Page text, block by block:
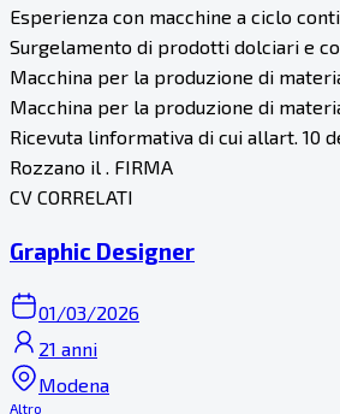
Esperienza con macchine a ciclo
Surgelamento di prodotti dolciari e
Macchina per la produzione di
Macchina per la produzione di
Ricevuta linformativa di cui allart. 10
Rozzano il . FIRMA
CV CORRELATI
Graphic Designer
01/03/2026
21 anni
Modena
Altro